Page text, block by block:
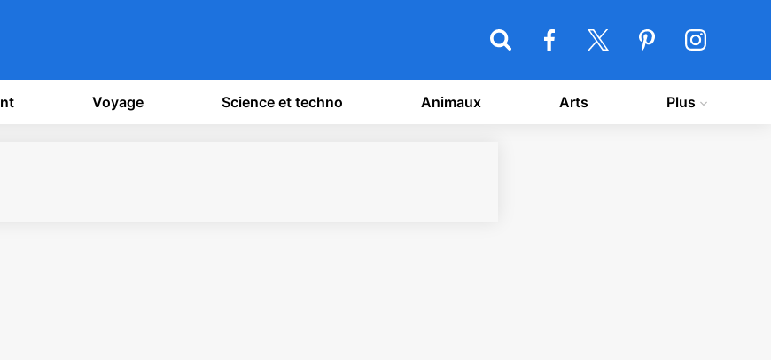
Voyage Science et techno Animaux Arts Plus